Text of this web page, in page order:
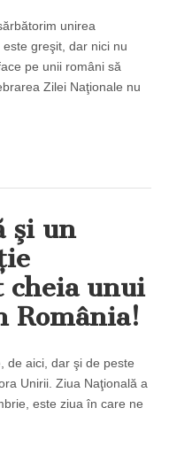
unirea
greşit, dar nici nu
pe unii români să
Zilei Naţionale nu
şi un
unui
România!
de aici, dar şi de peste
Unirii. Ziua Naţională a
este ziua în care ne